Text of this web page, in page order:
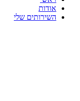
אודות
השירותים שלי